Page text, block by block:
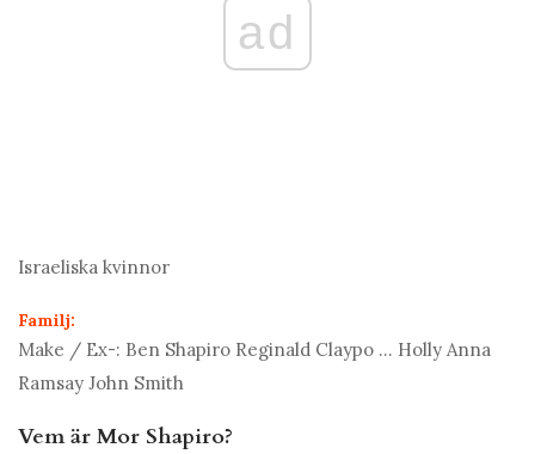
ad
Israeliska kvinnor
Familj:
Make / Ex-: Ben Shapiro Reginald Claypo ... Holly Anna
Ramsay John Smith
Vem är Mor Shapiro?